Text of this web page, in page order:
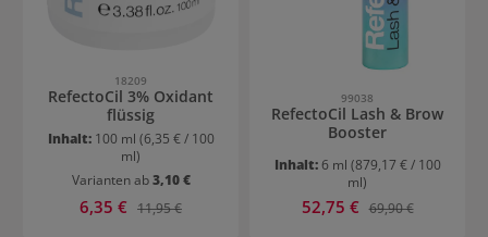
18209
RefectoCil 3% Oxidant
flüssig
Inhalt: 100 ml (6,35 € / 100
ml)
Varianten ab3,10 €
Verkaufspreis:
6,35 € Regulärer Preis:
11,95 €
99038
RefectoCil Lash & Brow
Booster
Inhalt: 6 ml (879,17 € / 100
ml)
Verkaufspreis:
52,75 € Regulärer Preis:
69,90 €